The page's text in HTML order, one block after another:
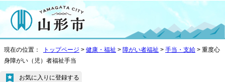
現在の位置： トップページ > 健康・福祉 > 障がい者福祉 > 手当・支給 > 重度心
身障がい（児）者福祉手当
お気に入りに登録する